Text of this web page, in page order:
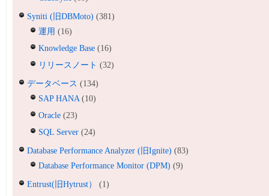
Syniti (旧DBMoto) (381)
運用 (16)
Knowledge Base (16)
リリースノート (32)
データベース (134)
SAP HANA(10)
Oracle (23)
SQL Server (24)
Database Performance Analyzer (旧Ignite) (83)
Database Performance Monitor (DPM) (9)
Entrust(旧Hytrust）
(1)